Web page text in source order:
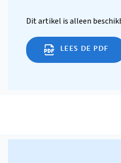
Dit artikel is alleen
LEES DE PDF